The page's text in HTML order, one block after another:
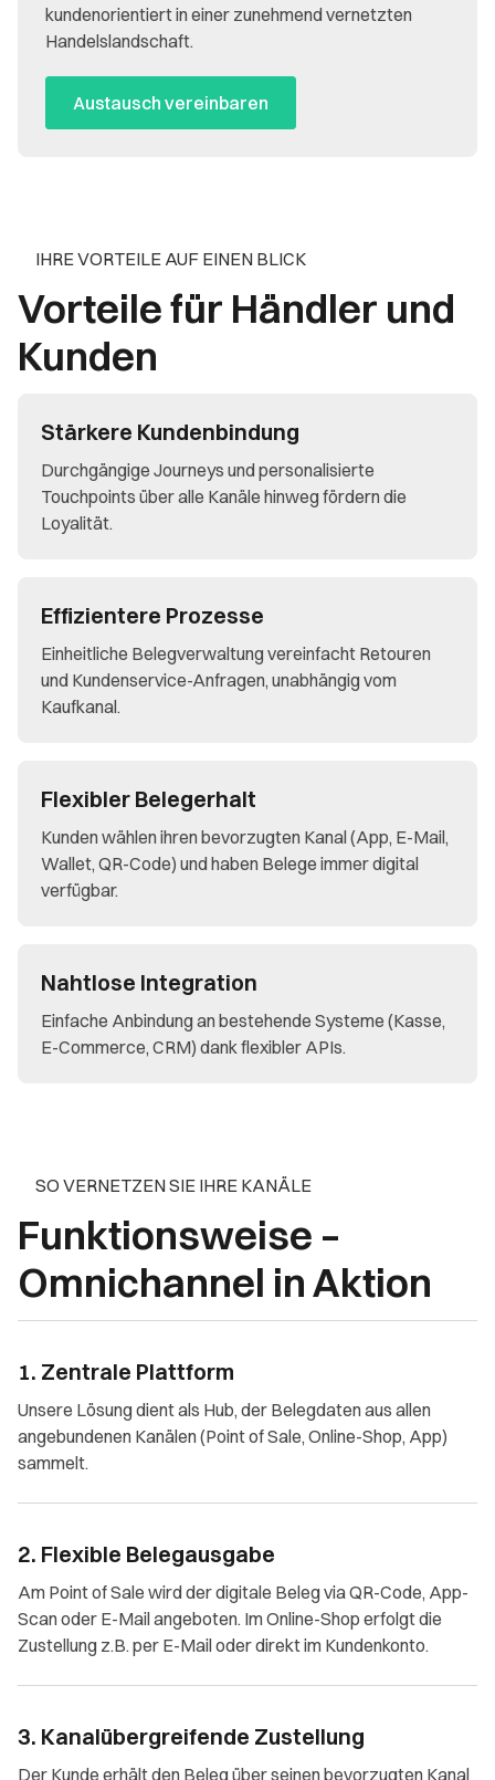
kundenorientiert in einer zunehmend vernetzten
Handelslandschaft.
Austausch vereinbaren
IHRE VORTEILE AUF EINEN BLICK
Vorteile für Händler und
Kunden
Stärkere Kundenbindung
Durchgängige Journeys und personalisierte
Touchpoints über alle Kanäle hinweg fördern die
Loyalität.
Effizientere Prozesse
Einheitliche Belegverwaltung vereinfacht Retouren
und Kundenservice-Anfragen, unabhängig vom
Kaufkanal.
Flexibler Belegerhalt
Kunden wählen ihren bevorzugten Kanal (App, E-Mail,
Wallet, QR-Code) und haben Belege immer digital
verfügbar.
Nahtlose Integration
Einfache Anbindung an bestehende Systeme (Kasse,
E-Commerce, CRM) dank flexibler APIs.
SO VERNETZEN SIE IHRE KANÄLE
Funktionsweise –
Omnichannel in Aktion
1. Zentrale Plattform
Unsere Lösung dient als Hub, der Belegdaten aus allen
angebundenen Kanälen (Point of Sale, Online-Shop, App)
sammelt.
2. Flexible Belegausgabe
Am Point of Sale wird der digitale Beleg via QR-Code, App-
Scan oder E-Mail angeboten. Im Online-Shop erfolgt die
Zustellung z.B. per E-Mail oder direkt im Kundenkonto.
3. Kanalübergreifende Zustellung
Der Kunde erhält den Beleg über seinen bevorzugten Kanal